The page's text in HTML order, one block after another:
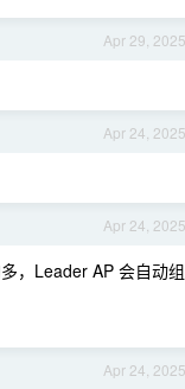
Apr 29, 2025
Apr 24, 2025
Apr 24, 2025
，Leader AP 会自动组
Apr 24, 2025